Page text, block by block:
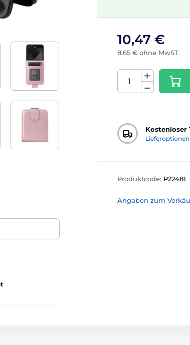
10,47 €
8,65 € ohne MwST
Kostenloser
Lieferoptionen
Produktcode: P22481
Angaben zum